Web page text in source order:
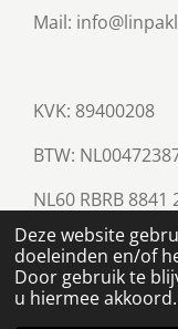
Deze website
doeleinden en/of
Door gebruik te
u hiermee akkoord.
Mail:
KVK: 89400208
BTW:
NL60 RBRB 8841
© 2023 - 2026
Powered byJouwWeb